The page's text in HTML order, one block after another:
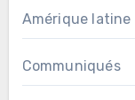
Amérique latine
Communiqués